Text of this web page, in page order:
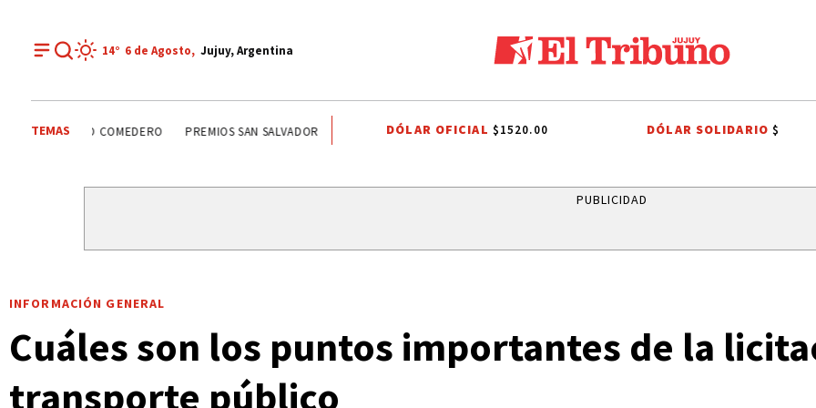
14° 6 de Agosto, Jujuy, Argentina
TEMAS SANTISIMO SALVADOR CARLOS SADIR ALTO COMEDERO PREMIOS SAN SALVADOR LEY DE PROPIEDAD PRIVADA LEY DE
DÓLAR OFICIAL $1520.00 DÓLAR SOLIDARIO$
PUBLICIDAD
INFORMACIÓN GENERAL
Cuáles son los puntos importantes de la
transporte público